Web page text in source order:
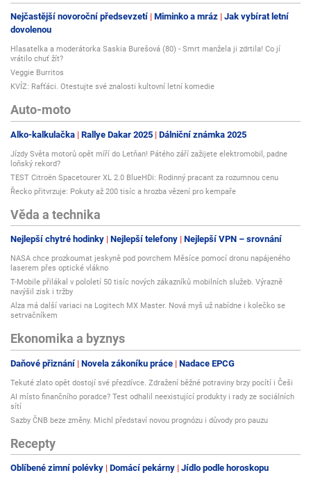
Nejčastější novoroční předsevzetí Miminko a mráz Jak vybírat letní
dovolenou
Hlasatelka a moderátorka Saskia Burešová (80) - Smrt manžela ji zdrtila! Co jí
vrátilo chuť žít?
Veggie Burritos
KVÍZ: Rafťáci. Otestujte své znalosti kultovní letní komedie
Auto-moto
Alko-kalkulačka Rallye Dakar 2025 Dálniční známka 2025
Jízdy Světa motorů opět míří do Letňan! Pátého září zažijete elektromobil, padne
loňský rekord?
TEST Citroën Spacetourer XL 2.0 BlueHDi: Rodinný pracant za rozumnou cenu
Řecko přitvrzuje: Pokuty až 200 tisíc a hrozba vězení pro kempaře
Věda a technika
Nejlepší chytré hodinky Nejlepší telefony Nejlepší VPN – srovnání
NASA chce prozkoumat jeskyně pod povrchem Měsíce pomocí dronu napájeného
laserem přes optické vlákno
T-Mobile přilákal v pololetí 50 tisíc nových zákazníků mobilních služeb. Výrazně
navýšil zisk i tržby
Alza má další variaci na Logitech MX Master. Nová myš už nabídne i kolečko se
setrvačníkem
Ekonomika a byznys
Daňové přiznání Novela zákoníku práce Nadace EPCG
Tekuté zlato opět dostojí své přezdívce. Zdražení běžné potraviny brzy pocítí i Češi
AI místo finančního poradce? Test odhalil neexistující produkty i rady ze sociálních
sítí
Sazby ČNB beze změny. Michl představí novou prognózu i důvody pro pauzu
Recepty
Oblíbené zimní polévky Domácí pekárny Jídlo podle horoskopu